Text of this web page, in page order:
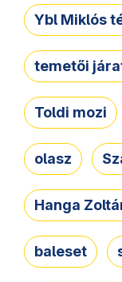
Ybl Miklós
temetői
Toldi mozi
olasz
Hanga
baleset